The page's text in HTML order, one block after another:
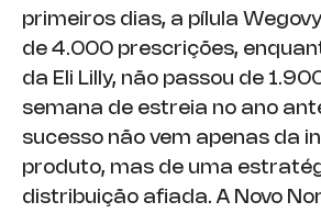
primeiros dias, a pílula
de 4.000 prescrições,
da Eli Lilly, não passou de
semana de estreia no ano
sucesso não vem apenas da
produto, mas de uma
distribuição afiada. A Novo